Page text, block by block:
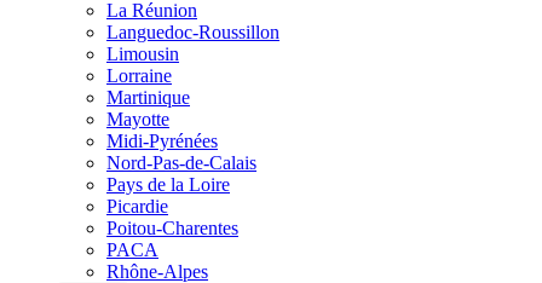
La Réunion
Languedoc-Roussillon
Limousin
Lorraine
Martinique
Mayotte
Midi-Pyrénées
Nord-Pas-de-Calais
Pays de la Loire
Picardie
Poitou-Charentes
PACA
Rhône-Alpes